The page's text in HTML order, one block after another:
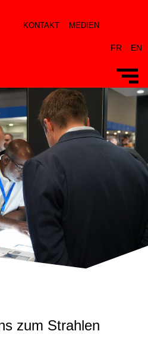
KONTAKT MEDIEN
FR EN
zum Strahlen